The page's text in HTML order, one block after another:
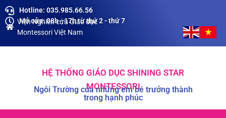
Hotline: 035.985.66.56
Mở cửa: 08h - 17h từ thứ 2 - thứ 7
Viện Nghiên cứu Giáo dục
Montessori Việt Nam
HỆ THỐNG GIÁO DỤC SHINING STAR
MONTESSORI
Ngôi Trường của những em bé trưởng thành
trong hạnh phúc